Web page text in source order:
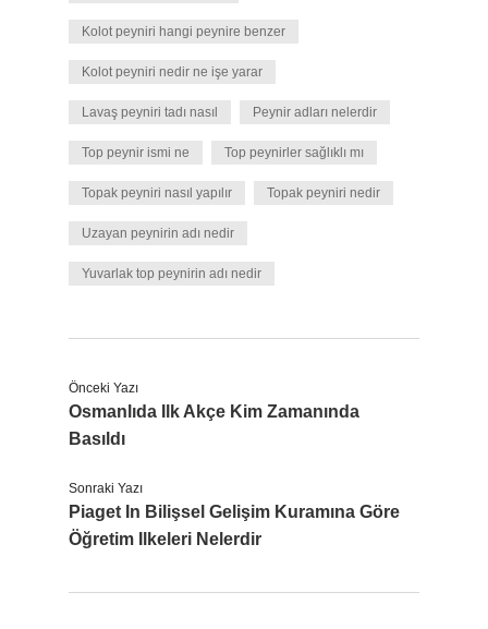
Kolot peyniri hangi peynire benzer
Kolot peyniri nedir ne işe yarar
Lavaş peyniri tadı nasıl Peynir adları nelerdir
Top peynir ismi ne Top peynirler sağlıklı mı
Topak peyniri nasıl yapılır Topak peyniri nedir
Uzayan peynirin adı nedir
Yuvarlak top peynirin adı nedir
Önceki Yazı
Osmanlıda Ilk Akçe Kim Zamanında
Basıldı
Sonraki Yazı
Piaget In Bilişsel Gelişim Kuramına Göre
Öğretim Ilkeleri Nelerdir